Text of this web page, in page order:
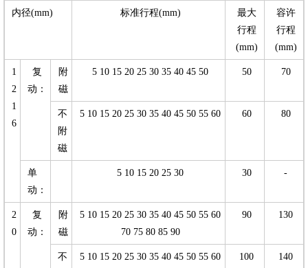
内径(mm) 标准行程(mm)
最大
行程
(mm)
容许
行程
(mm)
1
2
1
6
复
动：
附
磁
5 10 15 20 25 30 35 40 45 50 50 70
不
附
磁
5 10 15 20 25 30 35 40 45 50 55 60 60 80
单
动：
5 10 15 20 25 30 30 -
2
0
复
动：
附
磁
5 10 15 20 25 30 35 40 45 50 55 60
70 75 80 85 90
90 130
不
5 10 15 20 25 30 35 40 45 50 55 60
100 140